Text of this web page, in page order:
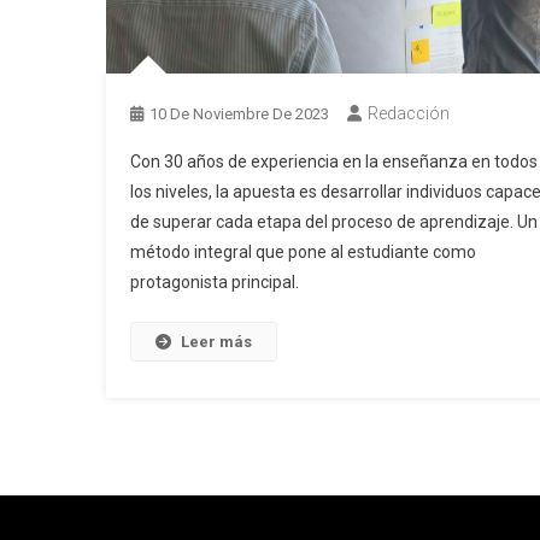
10 De Noviembre De 2023 Redacción
Con 30 años de experiencia en la enseñanza en todos
los niveles, la apuesta es desarrollar individuos
de superar cada etapa del proceso de aprendizaje. Un
método integral que pone al estudiante como
protagonista principal.
Leer más